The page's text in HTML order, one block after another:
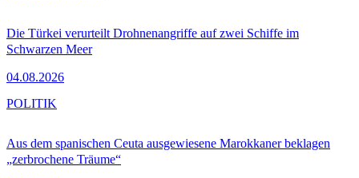
Die Türkei verurteilt Drohnenangriffe auf zwei Schiffe im
Schwarzen Meer
04.08.2026
Aus dem spanischen Ceuta ausgewiesene Marokkaner beklagen
„zerbrochene Träume“
POLITIK